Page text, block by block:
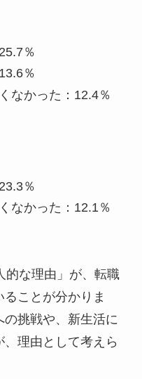
％
％
なかった：12.4％
％
なかった：12.1％
的な理由」が、転職
ことが分かりま
挑戦や、新生活に
理由として考えら